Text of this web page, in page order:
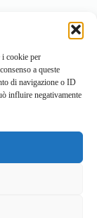
i cookie per
a queste
di navigazione o ID
influire negativamente